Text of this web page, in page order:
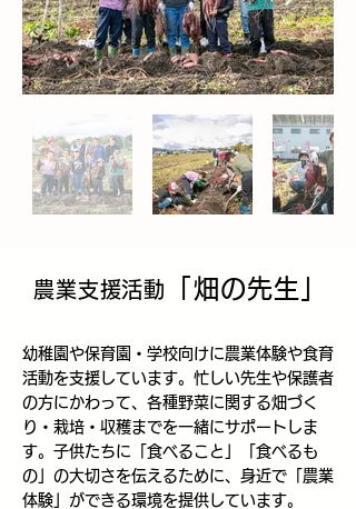
農業支援活動 「畑の先生」
幼稚園や保育園・学校向けに農業体験や食育
活動を支援しています。忙しい先生や保護者
の方にかわって、各種野菜に関する畑づく
り・栽培・収穫までを一緒にサポートしま
す。子供たちに​「食べること」「食べるも
の」の大切さを伝えるために、身近で「農業
体験」ができる環境を提供しています。